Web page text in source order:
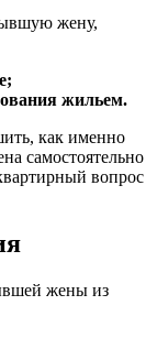
жену,
жильем.
как именно
самостоятельно
вопрос
жены из